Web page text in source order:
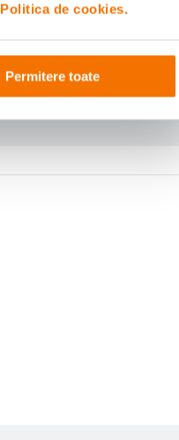
Politica de cookies.
Permitere toate